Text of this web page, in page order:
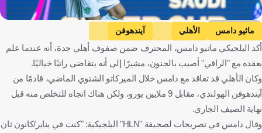
Getty Images
ماثيو دامس الأهلي
آيندهوفن
دوري روشن السعودي
بلجيكا المملكة العربية السعودية
هولندا
كرة قدم
أكد البلجيكي ماتيو دامس، المحترف ضمن صفوف أهلي جدة، أنه عندما علم
بعقده مع "الراقي" أصيب بالجنون، مشيرًا إلى أنه يتقاضى راتبًا خياليًا.
وكان الأهلي قد تعاقد مع دامس خلال الميركاتو الشتوي الماضي، قادمًا من
آيندهوفن الهولندي، مقابل 9 ملايين يورو، ولكن هناك اتجاه للتخلص منه قبل
نهاية الصيف الجاري.
وقال دامس في تصريحات لصحيفة "HLN" البلجيكية: "كنت في يناير/كانون ثان